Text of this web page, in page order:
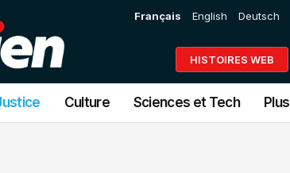
Français English Deutsch
HISTOIRES WEB
Culture Sciences et Tech Plus